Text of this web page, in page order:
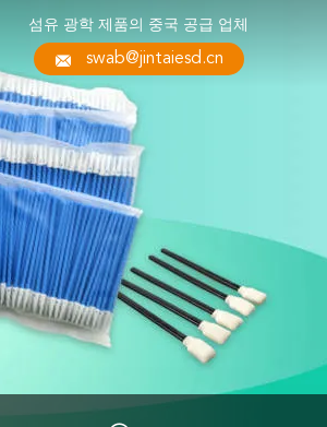
섬유 광학 제품의 중국 공급 업체
swab@jintaiesd.cn